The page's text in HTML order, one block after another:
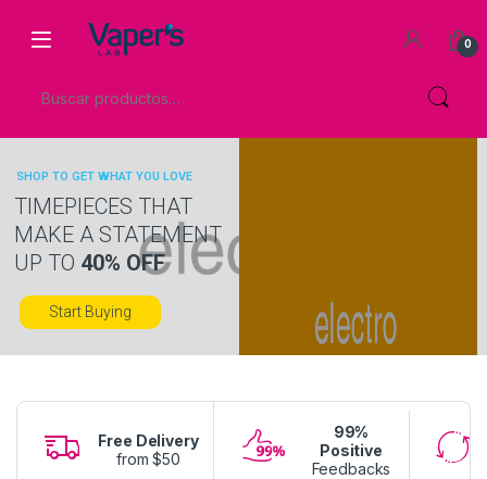
0
TIMEPIECES THAT
MAKE A STATEMENT
UP TO 40% OFF
Start Buying
SHOP TO GET WHAT YOU LOVE
Free Delivery
from $50
99%
Positive
Feedbacks